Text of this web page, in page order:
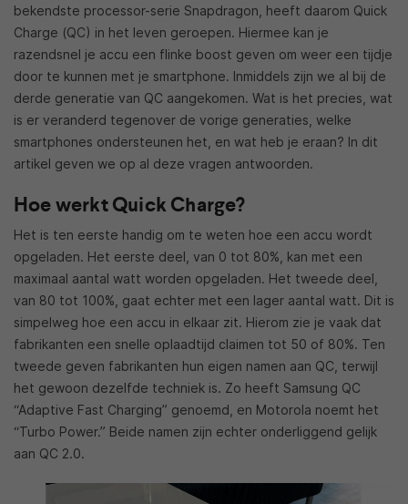
bekendste processor-serie Snapdragon, heeft daarom Quick
Charge (QC) in het leven geroepen. Hiermee kan je
razendsnel je accu een flinke boost geven om weer een tijdje
door te kunnen met je smartphone. Inmiddels zijn we al bij de
derde generatie van QC aangekomen. Wat is het precies, wat
is er veranderd tegenover de vorige generaties, welke
smartphones ondersteunen het, en wat heb je eraan? In dit
artikel geven we op al deze vragen antwoorden.
Hoe werkt Quick Charge?
Het is ten eerste handig om te weten hoe een accu wordt
opgeladen. Het eerste deel, van 0 tot 80%, kan met een
maximaal aantal watt worden opgeladen. Het tweede deel,
van 80 tot 100%, gaat echter met een lager aantal watt. Dit is
simpelweg hoe een accu in elkaar zit. Hierom zie je vaak dat
fabrikanten een snelle oplaadtijd claimen tot 50 of 80%. Ten
tweede geven fabrikanten hun eigen namen aan QC, terwijl
het gewoon dezelfde techniek is. Zo heeft Samsung QC
“Adaptive Fast Charging” genoemd, en Motorola noemt het
“Turbo Power.” Beide namen zijn echter onderliggend gelijk
aan QC 2.0.